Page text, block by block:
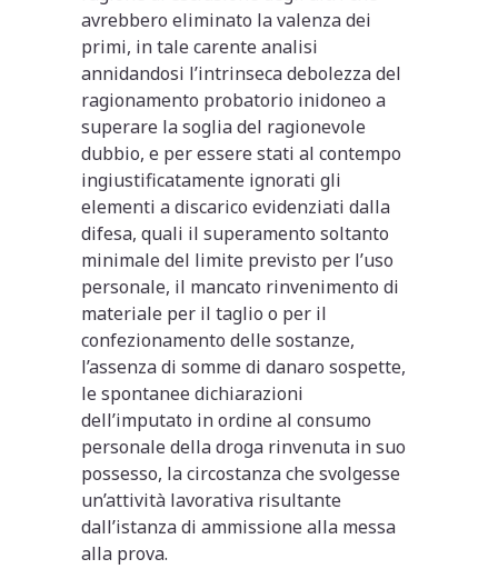
avrebbero eliminato la valenza dei
primi, in tale carente analisi
annidandosi l’intrinseca debolezza del
ragionamento probatorio inidoneo a
superare la soglia del ragionevole
dubbio, e per essere stati al contempo
ingiustificatamente ignorati gli
elementi a discarico evidenziati dalla
difesa, quali il superamento soltanto
minimale del limite previsto per l’uso
personale, il mancato rinvenimento di
materiale per il taglio o per il
confezionamento delle sostanze,
l’assenza di somme di danaro sospette,
le spontanee dichiarazioni
dell’imputato in ordine al consumo
personale della droga rinvenuta in suo
possesso, la circostanza che svolgesse
un’attività lavorativa risultante
dall’istanza di ammissione alla messa
alla prova.